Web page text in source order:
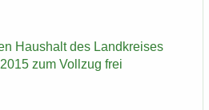
Haus­halt des Land­krei­ses
zum Voll­zug frei